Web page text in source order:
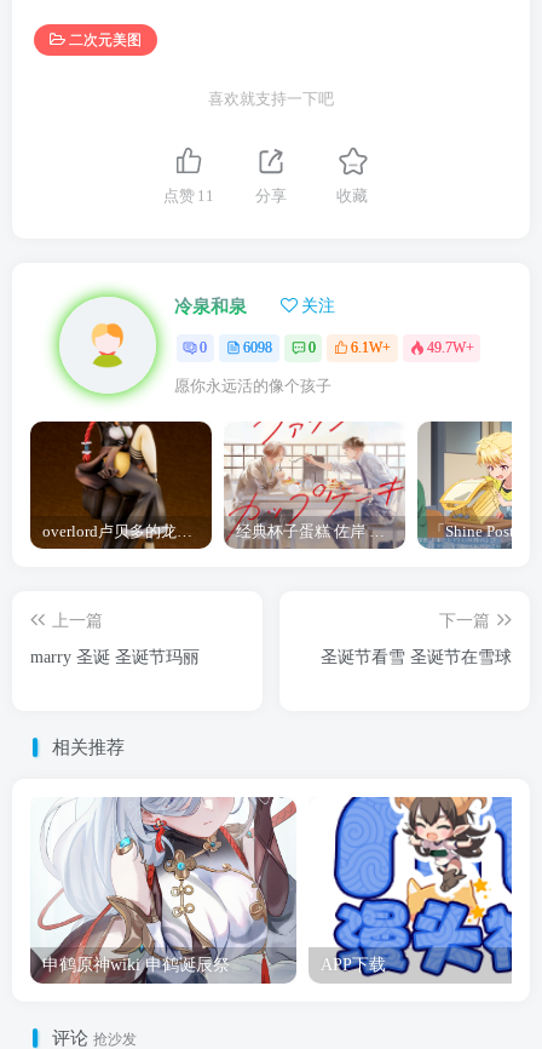
二次元美图
喜欢就支持一下吧
点赞 11 分享 收藏
冷泉和泉 关注
0 6098 0 6.1W+ 49.7W+
愿你永远活的像个孩子
经典杯子蛋糕 佐岸 漫画「经典杯子蛋糕」宣布真人日剧化
上一篇
marry 圣诞 圣诞节玛丽
下一篇
圣诞节看雪 圣诞节在雪球
相关推荐
申鹤原神wiki 申鹤诞辰祭 APP下载
评论 抢沙发